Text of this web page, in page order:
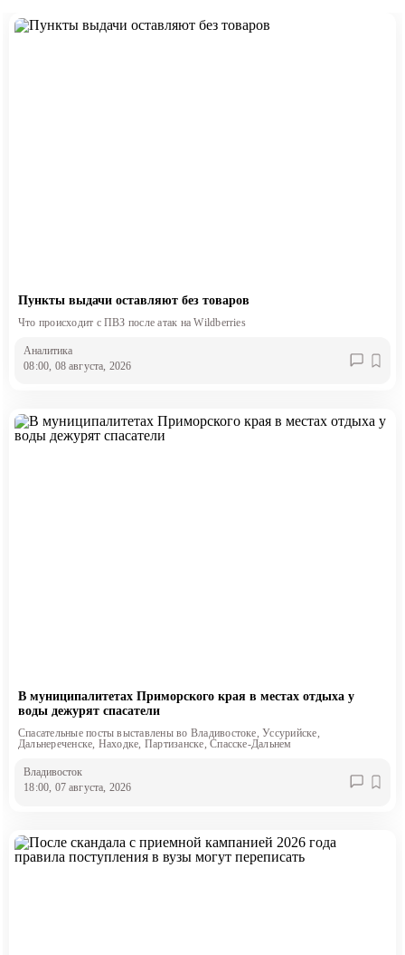
Пункты выдачи оставляют без товаров
Что происходит с ПВЗ после атак на Wildberries
Аналитика
08:00, 08 августа, 2026
В муниципалитетах Приморского края в местах отдыха у
воды дежурят спасатели
Спасательные посты выставлены во Владивостоке, Уссурийске,
Дальнереченске, Находке, Партизанске, Спасске-Дальнем
Владивосток
18:00, 07 августа, 2026